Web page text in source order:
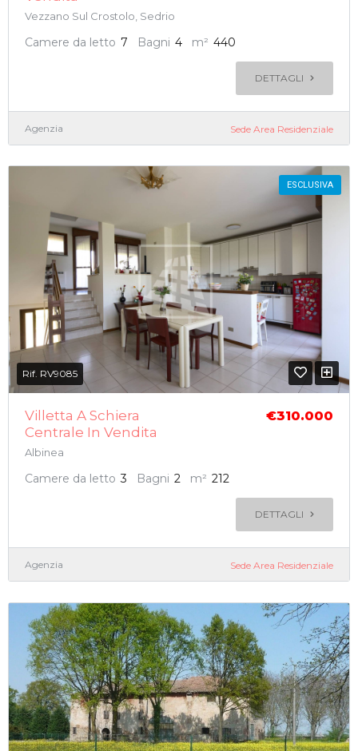
Vezzano Sul Crostolo, Sedrio
Camere da letto 7 Bagni 4 m² 440
DETTAGLI
Agenzia Sede Area Residenziale
ESCLUSIVA
Rif. RV9085
Villetta A Schiera
Centrale In Vendita
Albinea
€310.000
Camere da letto 3 Bagni 2 m² 212
DETTAGLI
Agenzia Sede Area Residenziale